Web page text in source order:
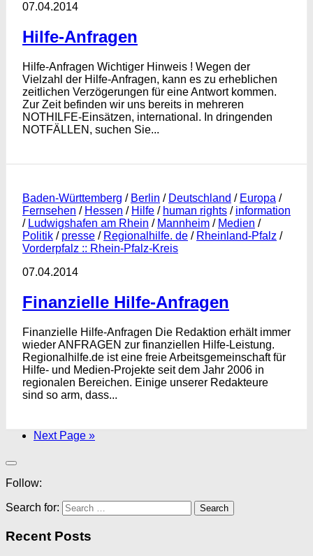
07.04.2014
Hilfe-Anfragen
Hilfe-Anfragen Wichtiger Hinweis ! Wegen der
Vielzahl der Hilfe-Anfragen, kann es zu erheblichen
zeitlichen Verzögerungen für eine Antwort kommen.
Zur Zeit befinden wir uns bereits in mehreren
NOTHILFE-Einsätzen, international. In dringenden
NOTFÄLLEN, suchen Sie...
Baden-Württemberg / Berlin / Deutschland / Europa /
Fernsehen / Hessen / Hilfe / human rights / information
/ Ludwigshafen am Rhein / Mannheim / Medien /
Politik / presse / Regionalhilfe. de / Rheinland-Pfalz /
Vorderpfalz :: Rhein-Pfalz-Kreis
07.04.2014
Finanzielle Hilfe-Anfragen
Finanzielle Hilfe-Anfragen Die Redaktion erhält immer
wieder ANFRAGEN zur finanziellen Hilfe-Leistung.
Regionalhilfe.de ist eine freie Arbeitsgemeinschaft für
Hilfe- und Medien-Projekte seit dem Jahr 2006 in
regionalen Bereichen. Einige unserer Redakteure
sind so arm, dass...
Next Page »
Follow:
Search for:
Recent Posts